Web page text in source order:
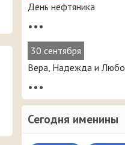
День нефтяника
•••
30 сентября
Вера, Надежда и
•••
Сегодня именины